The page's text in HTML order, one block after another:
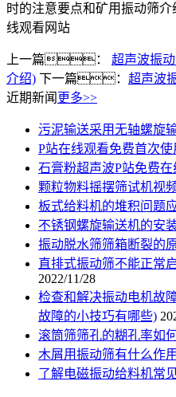
时的注意要点和矿用振动筛
线观看网站
上一篇： 超声波振
介绍) 下一篇： 超声波
近期新闻 更多>>
污泥输送采用无轴螺旋
P站在线观看免费首次
石膏粉超声波P站免费
颗粒物料摇摆筛试机视
板式给料机的堆积问题
不锈钢螺旋输送机的安
振动脱水筛筛箱断裂的
直排式振动筛不能正常
2022/11/28
检查和解决振动电机故
故障的小技巧有哪些)
滚筒筛筛孔的糊孔率如
木屑用振动筛有什么作
了解电磁振动给料机常